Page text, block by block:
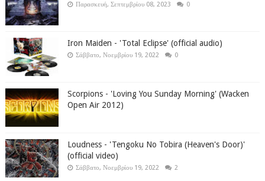
Παρασκευή, Σεπτεμβρίου 08, 2023 0
Iron Maiden - 'Total Eclipse' (official audio)
Σάββατο, Νοεμβρίου 19, 2022 0
Scorpions - 'Loving You Sunday Morning' (Wacken
Open Air 2012)
Loudness - 'Tengoku No Tobira (Heaven's Door)'
(official video)
Σάββατο, Νοεμβρίου 19, 2022 2